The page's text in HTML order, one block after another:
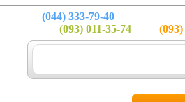
(044) 333-79-40
(093) 011-35-74 (093)